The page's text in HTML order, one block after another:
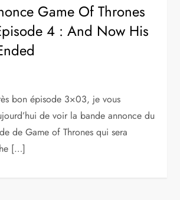
Game Of Thrones
4 : And Now His
bon épisode 3×03, je vous
de voir la bande annonce du
de Game of Thrones qui sera
[…]